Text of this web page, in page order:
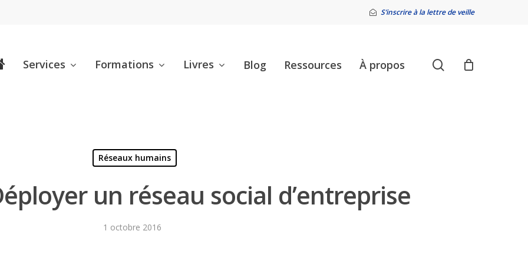
S’inscrire à la lettre de veille
Services Formations Livres Blog Ressources À propos search
Réseaux humains
un réseau social d’entreprise
1 octobre 2016